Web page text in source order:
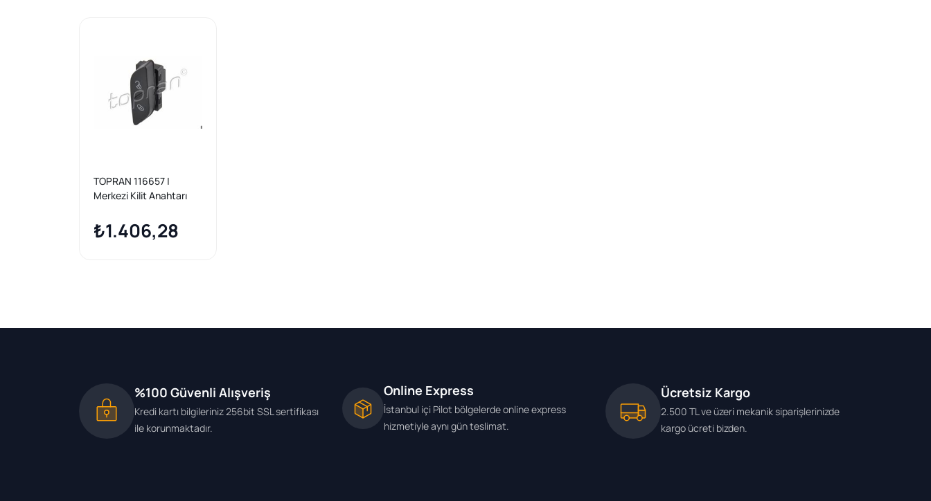
TOPRAN 116657 |
Merkezi Kilit Anahtarı
₺1.406,28
%100 Güvenli Alışveriş
Kredi kartı bilgileriniz 256bit SSL sertifikası
ile korunmaktadır.
Online Express
İstanbul içi Pilot bölgelerde online express
hizmetiyle aynı gün teslimat.
Ücretsiz Kargo
2.500 TL ve üzeri mekanik siparişlerinizde
kargo ücreti bizden.